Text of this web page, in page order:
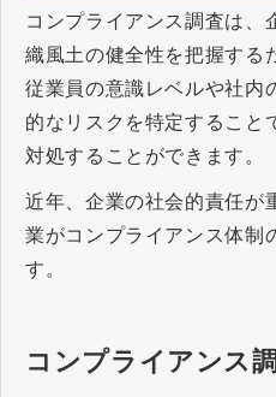
コンプライアンス調査は、
織風土の健全性を把握する
従業員の意識レベルや社内
的なリスクを特定すること
対処することができます。
近年、企業の社会的責任が
業がコンプライアンス体制
す。
コンプライアンス